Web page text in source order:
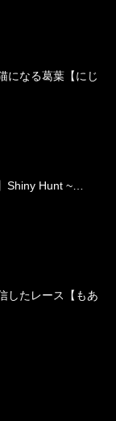
になる葛葉【にじ
Shiny Hunt ~…
したレース【もあ